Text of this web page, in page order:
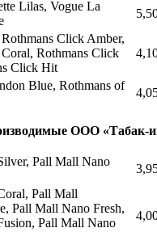
Lilas, Vogue La
Click Amber,
Rothmans Click
Click Hit
Blue, Rothmans of
ООО «Табак-
Pall Mall Nano
Pall Mall
Pall Mall Nano Fresh,
Pall Mall Nano